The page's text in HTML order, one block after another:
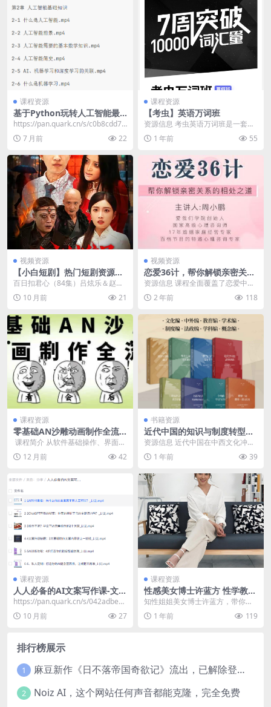
课程资源
基于Python玩转人工智能最
火框架-TensorFlow应用实践
​https://pan.quark.cn/s/c0b8cdd7e
927 第1章...
7 月前 22
课程资源
【考虫】英语万词班
资源信息 考虫英语万词班是一套系
统化的词汇课程，涵盖37节主题视
频(如文艺复兴、...
1 年前 55
视频资源
【小白短剧】热门短剧资源分
享2025年10月24日 87部
百日扣君心（84集）吕炫乐＆赵星
卉 https://pan.quark.cn/s...
10 月前 21
视频资源
恋爱36计，帮你解锁亲密关系
的相处之道
资源信息 课程全面覆盖了恋爱中的
困惑与解决之道。 资源目录 ├──
第 01 节...
2 年前 118
课程资源
零基础AN沙雕动画制作全流
程
​ 课程简介 从软件基础操作、界面熟
悉入手，教你绘制特色角色、搭建
趣味场景。 深...
12 月前 42
书籍资源
近代中国的知识与制度转型
[人文社科]
资源信息 近代中国在中西文化冲突
与融合中，经历了国学、国画等“国
字号”概念的兴起...
1 年前 39
课程资源
人人必备的AI文案写作课-文案
教程，不讲理论，只讲实战
https://pan.quark.cn/s/042adbe89
05c
10 月前 27
课程资源
性感美女博士许蓝方 性学教室
羞羞课程
知性姐姐美女博士许蓝方，带你深
入男女羞羞那点事 资源链接：http
s://pan...
1 年前 119
排行榜展示
1 麻豆新作《日不落帝国奇欲记》流出，已解除登录验证！
2 Noiz AI，这个网站任何声音都能克隆，完全免费